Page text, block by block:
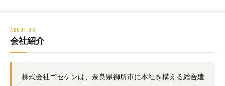
ABOUT US
会社紹介
株式会社ゴセケンは、奈良県御所市に本社を構える総合建